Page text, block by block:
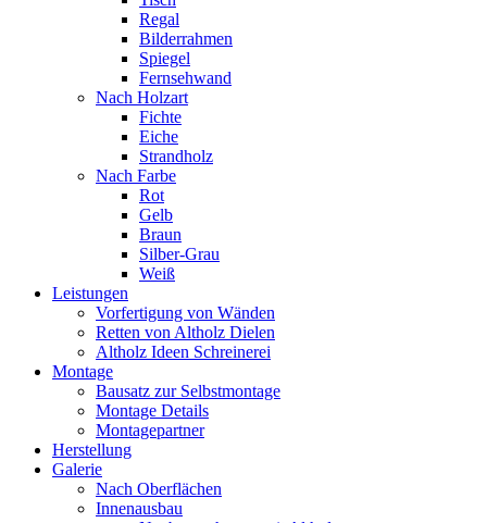
Regal
Bilderrahmen
Spiegel
Fernsehwand
Nach Holzart
Fichte
Eiche
Strandholz
Nach Farbe
Rot
Gelb
Braun
Silber-Grau
Weiß
Leistungen
Vorfertigung von Wänden
Retten von Altholz Dielen
Altholz Ideen Schreinerei
Montage
Bausatz zur Selbstmontage
Montage Details
Montagepartner
Herstellung
Galerie
Nach Oberflächen
Innenausbau